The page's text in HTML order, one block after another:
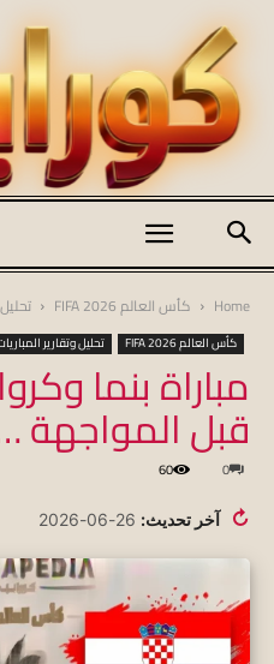
Home كأس العالم FIFA 2026
كأس العالم FIFA 2026 تحليل وتقارير
مباراة بنما
قبل المواجهة …
0
60
↻ آخر تحديث: 26-06-2026